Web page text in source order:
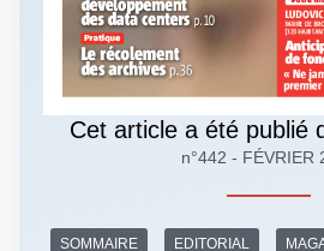
Cet article a été publié
n°442 - FÉVRIER
SOMMAIRE EDITORIAL